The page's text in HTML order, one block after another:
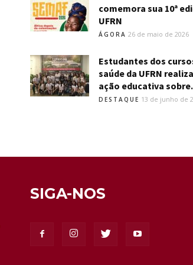
comemora sua 10ª
UFRN
ÁGORA 26 de maio de 2026
Estudantes dos
saúde da UFRN
ação educativa
DESTAQUE 13 de junho de
SIGA-NOS